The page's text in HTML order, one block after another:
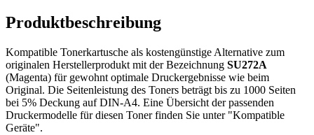
Produktbeschreibung
Kompatible Tonerkartusche als kostengünstige Alternative zum
originalen Herstellerprodukt mit der Bezeichnung SU272A
(Magenta) für gewohnt optimale Druckergebnisse wie beim
Original. Die Seitenleistung des Toners beträgt bis zu 1000 Seiten
bei 5% Deckung auf DIN-A4. Eine Übersicht der passenden
Druckermodelle für diesen Toner finden Sie unter "Kompatible
Geräte".